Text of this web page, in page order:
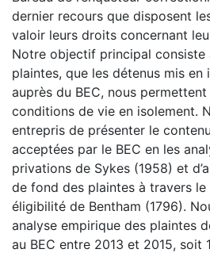
dernier recours que disposent
valoir leurs droits concernant
Notre objectif principal consiste
plaintes, que les détenus mis
auprès du BEC, nous
conditions de vie en isolement.
entrepris de présenter le
acceptées par le BEC en les
privations de Sykes (1958) et
de fond des plaintes à travers
éligibilité de Bentham (1796).
analyse empirique des plaintes
au BEC entre 2013 et 2015, soit